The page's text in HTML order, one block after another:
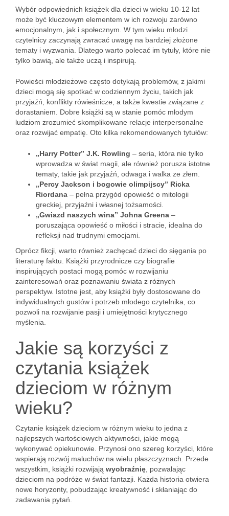
Wybór odpowiednich książek dla dzieci w wieku 10-12 lat
może być kluczowym elementem w ich rozwoju zarówno
emocjonalnym, jak i społecznym. W tym wieku młodzi
czytelnicy zaczynają zwracać uwagę na bardziej złożone
tematy i wyzwania. Dlatego warto polecać im tytuły, które nie
tylko bawią, ale także uczą i inspirują.
Powieści młodzieżowe często dotykają problemów, z jakimi
dzieci mogą się spotkać w codziennym życiu, takich jak
przyjaźń, konflikty rówieśnicze, a także kwestie związane z
dorastaniem. Dobre książki są w stanie pomóc młodym
ludziom zrozumieć skomplikowane relacje interpersonalne
oraz rozwijać empatię. Oto kilka rekomendowanych tytułów:
„Harry Potter” J.K. Rowling – seria, która nie tylko
wprowadza w świat magii, ale również porusza istotne
tematy, takie jak przyjaźń, odwaga i walka ze złem.
„Percy Jackson i bogowie olimpijscy” Ricka
Riordana – pełna przygód opowieść o mitologii
greckiej, przyjaźni i własnej tożsamości.
„Gwiazd naszych wina” Johna Greena –
poruszająca opowieść o miłości i stracie, idealna do
refleksji nad trudnymi emocjami.
Oprócz fikcji, warto również zachęcać dzieci do sięgania po
literaturę faktu. Książki przyrodnicze czy biografie
inspirujących postaci mogą pomóc w rozwijaniu
zainteresowań oraz poznawaniu świata z różnych
perspektyw. Istotne jest, aby książki były dostosowane do
indywidualnych gustów i potrzeb młodego czytelnika, co
pozwoli na rozwijanie pasji i umiejętności krytycznego
myślenia.
Jakie są korzyści z
czytania książek
dzieciom w różnym
wieku?
Czytanie książek dzieciom w różnym wieku to jedna z
najlepszych wartościowych aktywności, jakie mogą
wykonywać opiekunowie. Przynosi ono szereg korzyści, które
wspierają rozwój maluchów na wielu płaszczyznach. Przede
wszystkim, książki rozwijają wyobraźnię , pozwalając
dzieciom na podróże w świat fantazji. Każda historia otwiera
nowe horyzonty, pobudzając kreatywność i skłaniając do
zadawania pytań.